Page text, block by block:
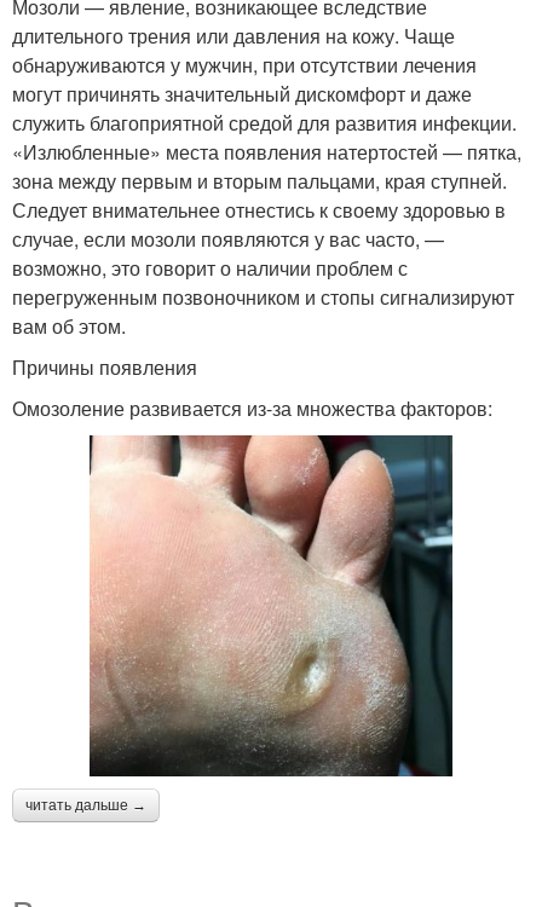
Мозоли — явление, возникающее вследствие
длительного трения или давления на кожу. Чаще
обнаруживаются у мужчин, при отсутствии лечения
могут причинять значительный дискомфорт и даже
служить благоприятной средой для развития инфекции.
«Излюбленные» места появления натертостей — пятка,
зона между первым и вторым пальцами, края ступней.
Следует внимательнее отнестись к своему здоровью в
случае, если мозоли появляются у вас часто, —
возможно, это говорит о наличии проблем с
перегруженным позвоночником и стопы сигнализируют
вам об этом.
Причины появления
Омозоление развивается из-за множества факторов:
читать дальше →